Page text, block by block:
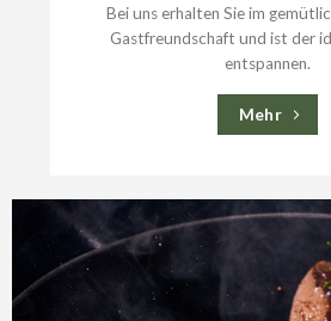
Bei uns erhalten Sie im
Gastfreundschaft und ist der
entspannen.
Mehr